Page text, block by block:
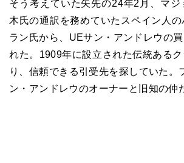
そう考えていた矢先の24年2月、マ
木氏の通訳を務めていたスペイン人
ラン氏から、UEサン・アンドレウの
れた。1909年に設立された伝統ある
り、信頼できる引受先を探していた。
ン・アンドレウのオーナーと旧知の仲